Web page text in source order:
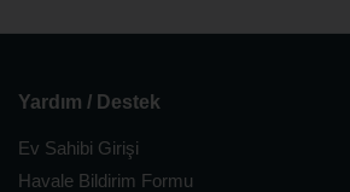
Yardım / Destek
Ev Sahibi Girişi
Havale Bildirim Formu